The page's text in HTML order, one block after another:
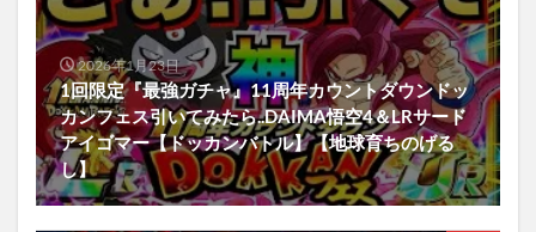
2026年1月23日
1回限定『最強ガチャ』11周年カウントダウンドッ
カンフェス引いてみたら..DAIMA悟空4＆LRサード
アイゴマー【ドッカンバトル】【地球育ちのげる
し】